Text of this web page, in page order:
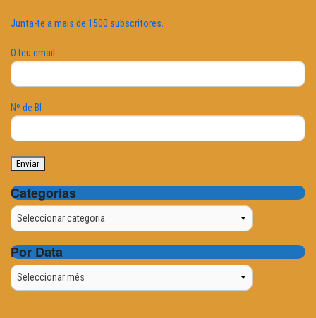
Junta-te a mais de 1500 subscritores.
O teu email
Nº de BI
Categorias
Categorias
Por Data
Por
Data